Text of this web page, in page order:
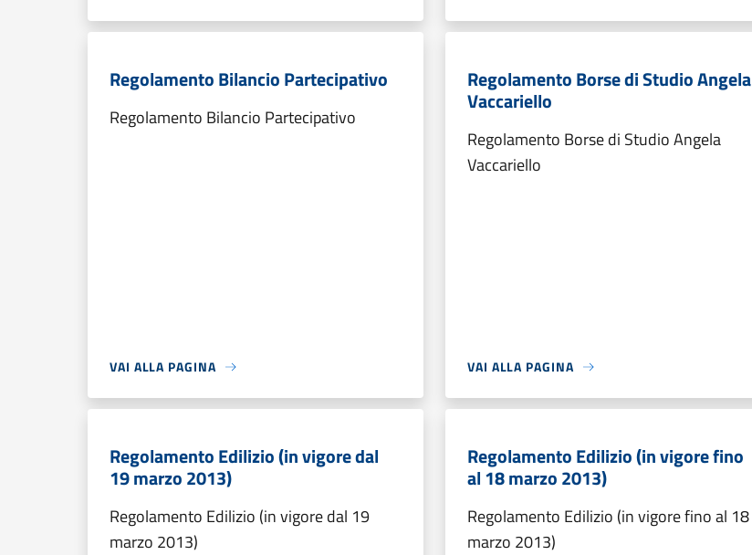
Regolamento Bilancio Partecipativo
Regolamento Bilancio Partecipativo
VAI ALLA PAGINA
Regolamento Borse di Studio Angela
Vaccariello
Regolamento Borse di Studio Angela
Vaccariello
VAI ALLA PAGINA
Regolamento Edilizio (in vigore dal
19 marzo 2013)
Regolamento Edilizio (in vigore dal 19
marzo 2013)
Regolamento Edilizio (in vigore fino
al 18 marzo 2013)
Regolamento Edilizio (in vigore fino al 18
marzo 2013)